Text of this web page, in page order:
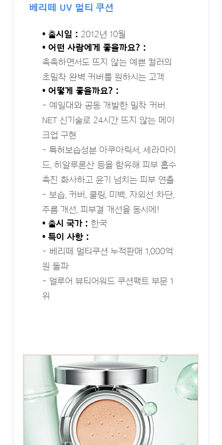
베리떼 UV 멀티 쿠션
• 출시일 : 2012년 10월
• 어떤 사람에게 좋을까요? :
촉촉하면서도 뜨지 않는 예쁜 컬러의
초밀착 완벽 커버를 원하시는 고객
• 어떻게 좋을까요? :
- 예일대와 공동 개발한 밀착 커버
NET 신기술로 24시간 뜨지 않는 메이
크업 구현
- 특허보습성분 아쿠아릭서, 세라마이
드, 히알루론산 등을 함유해 피부 흡수
촉진 화사하고 윤기 넘치는 피부 연출
- 보습, 커버, 쿨링, 미백, 자외선 차단,
주름 개선, 피부결 개선을 동시에!
• 출시 국가 : 한국
• 특이 사항 :
- 베리떼 멀티쿠션 누적판매 1,000억
원 돌파
- 얼루어 뷰티어워드 쿠션팩트 부문 1
위